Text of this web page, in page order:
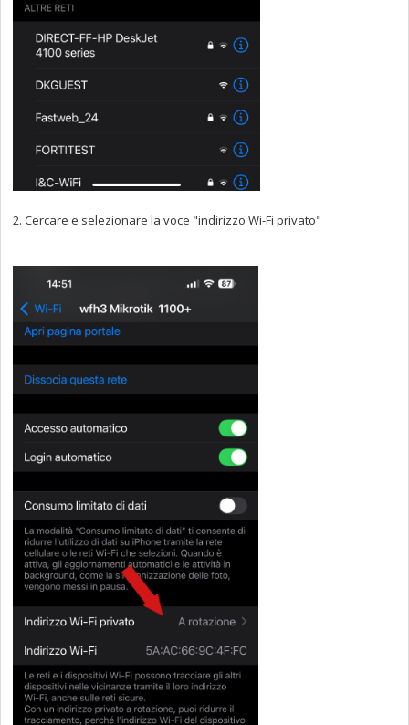
2. Cercare e selezionare la voce "indirizzo Wi-Fi privato"